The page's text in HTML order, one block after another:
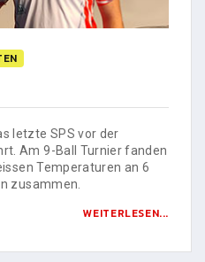
letzte SPS vor der
Am 9-Ball Turnier fanden
Temperaturen an 6
zusammen.
WEITERLESEN...